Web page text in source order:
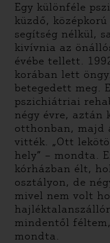
Egy különféle
küzdő,
segítség nélkül,
kivívnia az
évébe tellett.
korában lett
betegedett meg.
pszichiátriai
négy évre, aztán
otthonban, majd
vitték. „Ott
hely” – mondta.
kórházban élt,
osztályon, de
mivel nem volt
mindentől
mondta.